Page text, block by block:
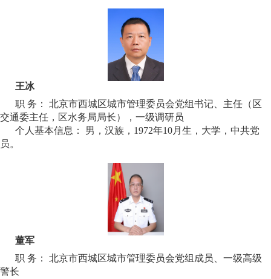
王冰
职 务： 北京市西城区城市管理委员会党组书记、主任（区
交通委主任，区水务局局长），一级调研员
个人基本信息： 男，汉族，1972年10月生，大学，中共党
员。
董军
职 务： 北京市西城区城市管理委员会党组成员、一级高级
警长